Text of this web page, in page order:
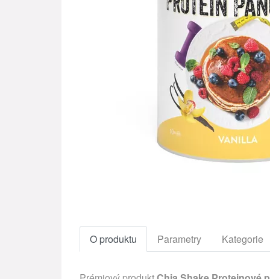
O produktu Parametry Kategorie